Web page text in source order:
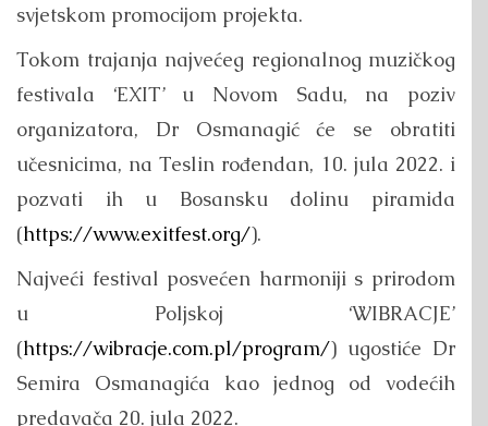
svjetskom promocijom projekta.
Tokom trajanja najvećeg regionalnog muzičkog
festivala ‘EXIT’ u Novom Sadu, na poziv
organizatora, Dr Osmanagić će se obratiti
učesnicima, na Teslin rođendan, 10. jula 2022. i
pozvati ih u Bosansku dolinu piramida
(https://www.exitfest.org/).
Najveći festival posvećen harmoniji s prirodom
u Poljskoj ‘WIBRACJE’
(https://wibracje.com.pl/program/) ugostiće Dr
Semira Osmanagića kao jednog od vodećih
predavača 20. jula 2022.